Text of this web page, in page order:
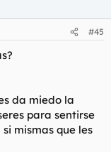
#45
da miedo la
para sentirse
mismas que les